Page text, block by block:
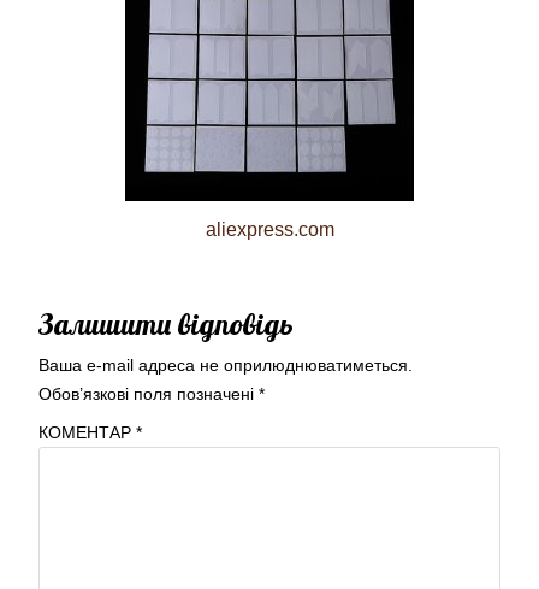
aliexpress.com
Залишити відповідь
Ваша e-mail адреса не оприлюднюватиметься.
Обов’язкові поля позначені *
КОМЕНТАР *